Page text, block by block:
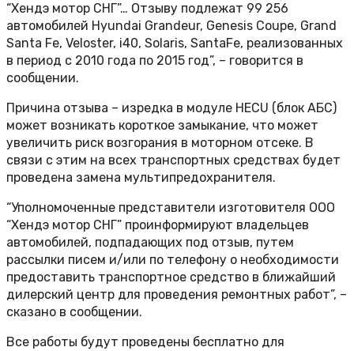
“Хендэ мотор СНГ”… Отзыву подлежат 99 256
автомобилей Hyundai Grandeur, Genesis Coupe, Grand
Santa Fe, Veloster, i40, Solaris, SantaFe, реализованных
в период с 2010 года по 2015 год”, – говорится в
сообщении.
Причина отзыва – изредка в модуле HECU (блок АБС)
может возникать короткое замыкание, что может
увеличить риск возгорания в моторном отсеке. В
связи с этим на всех транспортных средствах будет
проведена замена мультипредохранителя.
“Уполномоченные представители изготовителя ООО
“Хендэ мотор СНГ” проинформируют владельцев
автомобилей, подпадающих под отзыв, путем
рассылки писем и/или по телефону о необходимости
предоставить транспортное средство в ближайший
дилерский центр для проведения ремонтных работ”, –
сказано в сообщении.
Все работы будут проведены бесплатно для